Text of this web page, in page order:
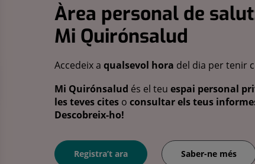
Àrea personal de
Mi Quirónsalud
Accedeix a qualsevol hora del dia per tenir
Mi Quirónsalud és el teu espai personal
les teves cites o consultar els teus
Descobreix-ho!
Registra’t ara Saber-ne més